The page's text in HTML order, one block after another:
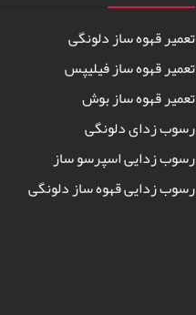
تعمیر قهوه ساز دلونگی
تعمیر قهوه ساز فیلیپس
تعمیر قهوه ساز بوش
رسوب زدای دلونگی
رسوب زدایی اسپرسو ساز
رسوب زدایی قهوه ساز دلونگی